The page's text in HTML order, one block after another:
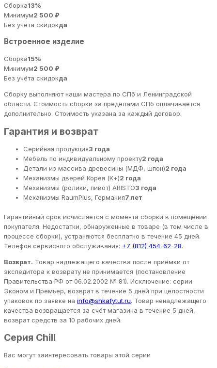
Сборка13%
Минимум2 500 ₽
Без учёта скидокда
Встроенное изделие
Сборка15%
Минимум2 500 ₽
Без учёта скидокда
Сборку выполняют наши мастера по СПб и Ленинградской
области. Стоимость сборки за пределами СПб оплачивается
дополнительно. Стоимость указана за каждый договор.
Гарантия и возврат
Серийная продукция3 года
Мебель по индивидуальному проекту2 года
Детали из массива древесины (МДФ, шпон)2 года
Механизмы дверей Корея (К+)2 года
Механизмы (ролики, пивот) ARISTO3 года
Механизмы RaumPlus, Германия7 лет
Гарантийный срок исчисляется с момента сборки в помещении
покупателя. Недостатки, обнаруженные в товаре (в том числе в
процессе сборки), устраняются бесплатно в течение 45 дней.
Телефон сервисного обслуживания: +7 (812) 454-62-28.
Возврат. Товар надлежащего качества после приёмки от
экспедитора к возврату не принимается (постановление
Правительства РФ от 06.02.2002 № 81). Исключение: серии
Эконом и Премьер, возврат в течение 5 дней при целостности
упаковок по заявке на info@shkafytut.ru. Товар ненадлежащего
качества возвращается за счёт магазина в течение 5 дней,
возврат средств за 10 рабочих дней.
Серия Chill
Вас могут заинтересовать товары этой серии